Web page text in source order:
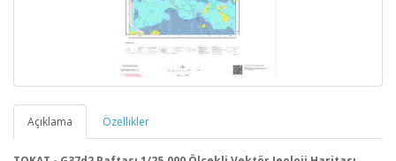
Açıklama Özellikler